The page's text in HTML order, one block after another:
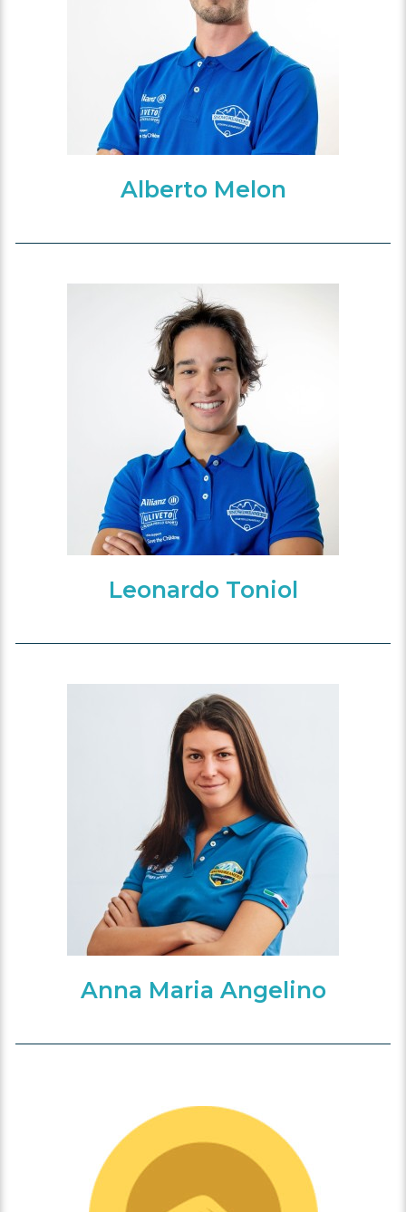
Alberto Melon
Leonardo Toniol
Anna Maria Angelino